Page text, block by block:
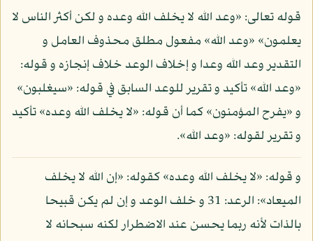
قوله تعالى: «وعد الله لا يخلف الله وعده و لكن أكثر الناس لا
يعلمون» «وعد الله» مفعول مطلق محذوف العامل و
التقدير وعد الله وعدا و إخلاف الوعد خلاف إنجازه و قوله:
«وعد الله» تأكيد و تقرير للوعد السابق في قوله: «سيغلبون»
و «يفرح المؤمنون» كما أن قوله: «لا يخلف الله وعده» تأكيد
و تقرير لقوله: «وعد الله».
و قوله: «لا يخلف الله وعده» كقوله: «إن الله لا يخلف
الميعاد»: الرعد: 31 و خلف الوعد و إن لم يكن قبيحا
بالذات لأنه ربما يحسن عند الاضطرار لكنه سبحانه لا